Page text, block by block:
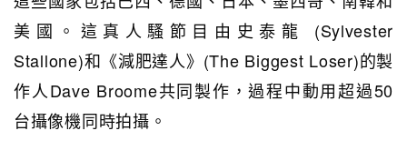
美國。這真人騷節目由史泰龍 (Sylvester
Stallone)和《減肥達人》(The Biggest Loser)的製
作人Dave Broome共同製作，過程中動用超過50
台攝像機同時拍攝。